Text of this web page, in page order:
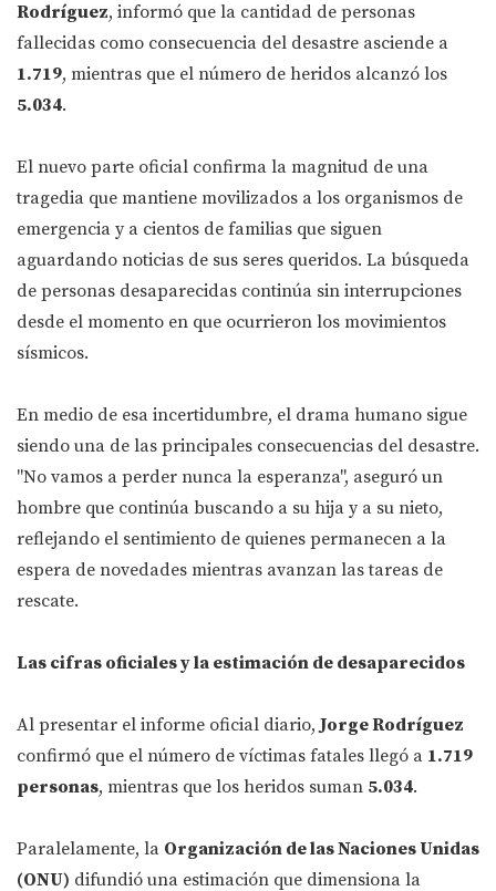
Rodríguez, informó que la cantidad de personas
fallecidas como consecuencia del desastre asciende a
1.719, mientras que el número de heridos alcanzó los
5.034.
El nuevo parte oficial confirma la magnitud de una
tragedia que mantiene movilizados a los organismos de
emergencia y a cientos de familias que siguen
aguardando noticias de sus seres queridos. La búsqueda
de personas desaparecidas continúa sin interrupciones
desde el momento en que ocurrieron los movimientos
sísmicos.
En medio de esa incertidumbre, el drama humano sigue
siendo una de las principales consecuencias del desastre.
"No vamos a perder nunca la esperanza", aseguró un
hombre que continúa buscando a su hija y a su nieto,
reflejando el sentimiento de quienes permanecen a la
espera de novedades mientras avanzan las tareas de
rescate.
Las cifras oficiales y la estimación de desaparecidos
Al presentar el informe oficial diario,Jorge Rodríguez
confirmó que el número de víctimas fatales llegó a 1.719
personas, mientras que los heridos suman 5.034.
Paralelamente, la Organización de las Naciones Unidas
(ONU) difundió una estimación que dimensiona la